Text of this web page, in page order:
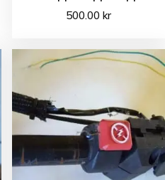
500.00 kr